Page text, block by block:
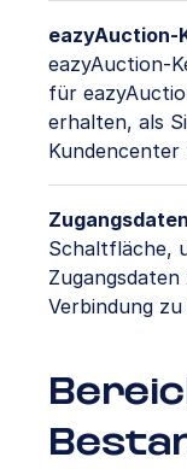
eazyAuction-
eazyAuction-
für
erhalten, als
Schaltfläche,
Verbindung